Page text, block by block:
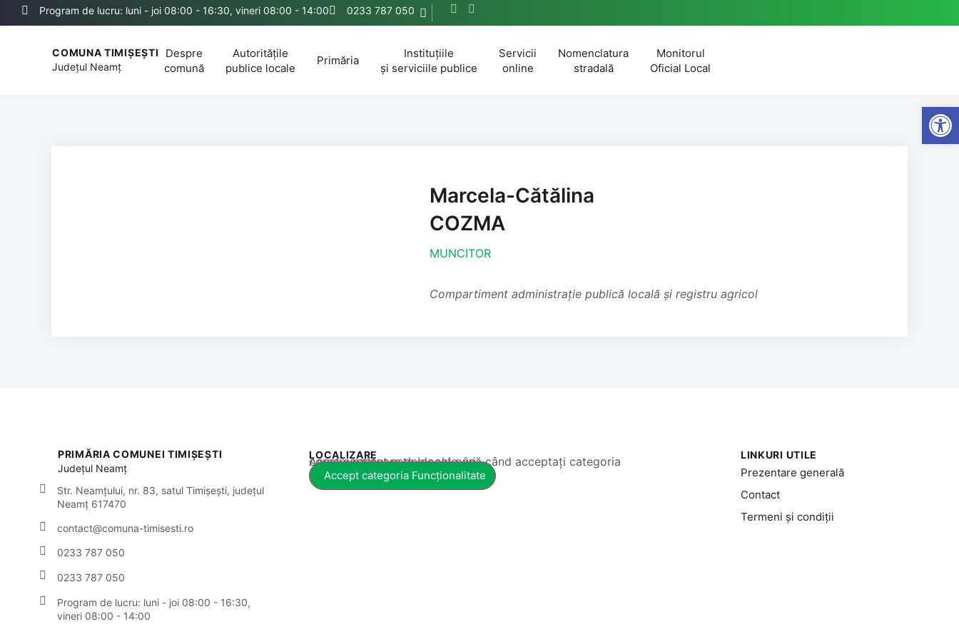
Program de lucru: luni - joi 08:00 - 16:30, vineri 08:00 - 14:00 0233 787 050
COMUNA TIMIȘEȘTI
Județul Neamț
Despre
comună
Autoritățile
publice locale
Primăria
Instituțiile
și serviciile publice
Servicii
online
Nomenclatura
stradală
Monitorul
Oficial Local
Marcela-Cătălina
COZMA
MUNCITOR
Compartiment administrație publică locală și registru agricol
PRIMĂRIA COMUNEI TIMIȘEȘTI
Județul Neamț
Str. Neamțului, nr. 83, satul Timișești, județul
Neamț 617470
contact@comuna-timisesti.ro
0233 787 050
0233 787 050
Program de lucru: luni - joi 08:00 - 16:30,
vineri 08:00 - 14:00
LOCALIZARE
Acest conținut este blocat până când acceptați categoria corespunzătoare de cookie-uri.
Accept categoria Funcționalitate
LINKURI UTILE
Prezentare generală
Contact
Termeni și condiții